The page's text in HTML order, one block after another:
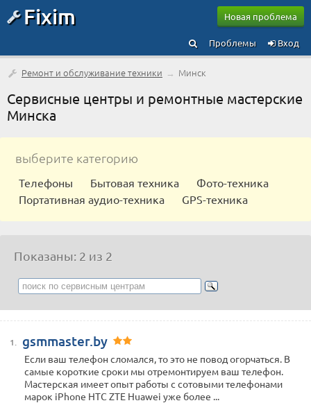
Fixim Новая проблема
Вход
Проблемы
Ремонт и обслуживание техники → Минск
Сервисные центры и ремонтные мастерские
Минска
выберите категорию
Телефоны Бытовая техника
Фото-техника
Портативная аудио-техника
GPS-техника
Показаны: 2 из 2
1. gsmmaster.by
Если ваш телефон сломался, то это не повод огорчаться. В
самые короткие сроки мы отремонтируем ваш телефон.
Мастерская имеет опыт работы с сотовыми телефонами
марок iPhone HTC ZTE Huawei уже более ...